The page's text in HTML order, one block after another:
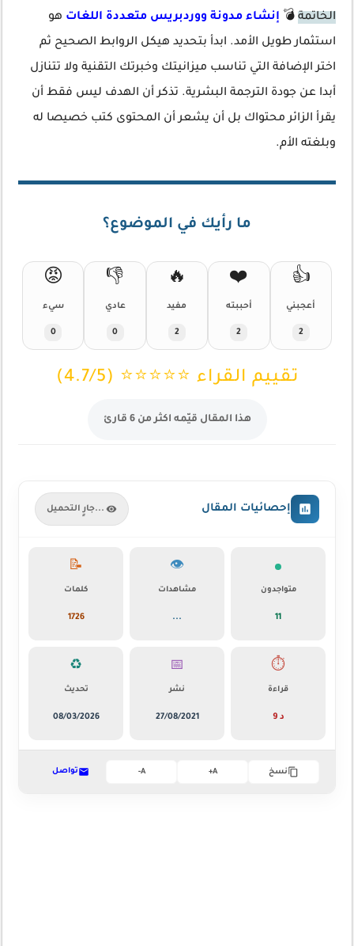
الخاتمة 💣 إنشاء مدونة ووردبريس متعددة اللغات هو
استثمار طويل الأمد. ابدأ بتحديد هيكل الروابط الصحيح ثم
اختر الإضافة التي تناسب ميزانيتك وخبرتك التقنية ولا تتنازل
أبدا عن جودة الترجمة البشرية. تذكر أن الهدف ليس فقط أن
يقرأ الزائر محتواك بل أن يشعر أن المحتوى كتب خصيصا له
وبلغته الأم.
ما رأيك في الموضوع؟
👍
أعجبني
2
❤️
أحببته
2
🔥
مفيد
2
👎
عادي
0
😡
سيء
0
تقييم القراء ⭐⭐⭐⭐⭐ (4.7/5)
هذا المقال قيّمه اكثر من 6 قارئ
إحصائيات المقال جارٍ التحميل...
متواجدون
11
👁️
مشاهدات
...
📝
كلمات
1726
⏱️
قراءة
9 د
📅
نشر
27/08/2021
♻️
تحديث
08/03/2026
نسخ A+
A- تواصل